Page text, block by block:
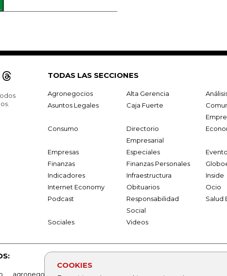
COOKIES
TODAS LAS SECCIONES
Agronegocios Alta Gerencia
Asuntos Legales
Caja Fuerte
Consumo
Directorio
Empresarial
Empresas Especiales
Finanzas
Finanzas Personales
Indicadores
Infraestructura
Inside
Internet Economy
Obituarios
Ocio
Podcast
Responsabilidad
Social
Salud
Sociales Videos
agronegocios.co empresas.larepublica.co